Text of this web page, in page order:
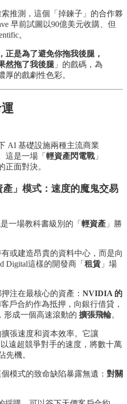
推測，這個「掉鍊子」的合作夥
早前試圖以90億美元收購、但
。
正是為了避免你拖我後腿，
然拖了我後腿 」的戲碼，為
厚的戲劇性色彩。
AI 基礎設施兩種主流商業
這是一場「 輕資產閃電戰 」
正面對決。
產」模式：速度的魔鬼交易
一場教科書級別的「 輕資產 」勝
或建造昂貴的資料中心，而是向
Digital這樣的開發商「 租賃 」場
注在最核心的資產： NVIDIA 的
戶合約作為抵押，向銀行借貸，
形成一個高速滾動的 擴張飛輪。
張速度和資本效率。它讓
遠超競爭對手的速度，將數十萬
先機。
模式的致命缺陷暴露無遺： 對關